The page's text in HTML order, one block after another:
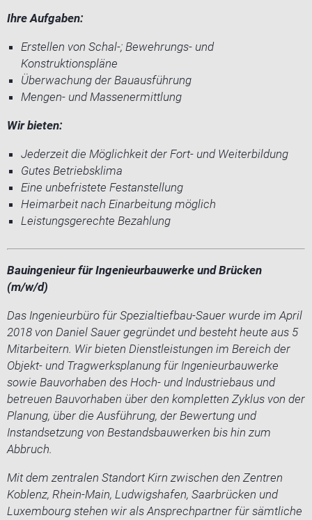
Ihre Aufgaben:
Erstellen von Schal-; Bewehrungs- und
Konstruktionspläne
Überwachung der Bauausführung
Mengen- und Massenermittlung
Wir bieten:
Jederzeit die Möglichkeit der Fort- und Weiterbildung
Gutes Betriebsklima
Eine unbefristete Festanstellung
Heimarbeit nach Einarbeitung möglich
Leistungsgerechte Bezahlung
Bauingenieur für Ingenieurbauwerke und Brücken
(m/w/d)
Das Ingenieurbüro für Spezialtiefbau-Sauer wurde im April
2018 von Daniel Sauer gegründet und besteht heute aus 5
Mitarbeitern. Wir bieten Dienstleistungen im Bereich der
Objekt- und Tragwerksplanung für Ingenieurbauwerke
sowie Bauvorhaben des Hoch- und Industriebaus und
betreuen Bauvorhaben über den kompletten Zyklus von der
Planung, über die Ausführung, der Bewertung und
Instandsetzung von Bestandsbauwerken bis hin zum
Abbruch.
Mit dem zentralen Standort Kirn zwischen den Zentren
Koblenz, Rhein-Main, Ludwigshafen, Saarbrücken und
Luxembourg stehen wir als Ansprechpartner für sämtliche